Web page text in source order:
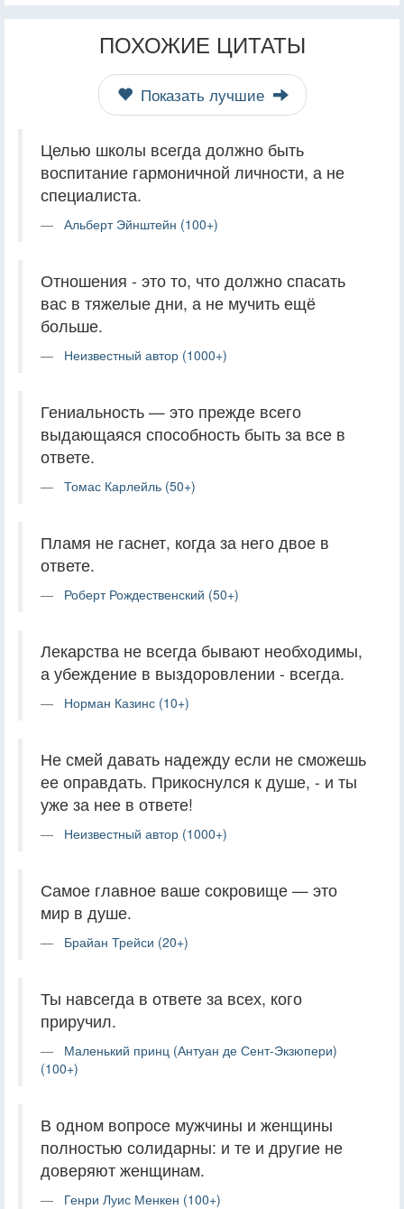
ПОХОЖИЕ ЦИТАТЫ
Показать лучшие
Целью школы всегда должно быть
воспитание гармоничной личности, а не
специалиста.
Альберт Эйнштейн (100+)
Отношения - это то, что должно спасать
вас в тяжелые дни, а не мучить ещё
больше.
Неизвестный автор (1000+)
Гениальность — это прежде всего
выдающаяся способность быть за все в
ответе.
Томас Карлейль (50+)
Пламя не гаснет, когда за него двое в
ответе.
Роберт Рождественский (50+)
Лекарства не всегда бывают необходимы,
а убеждение в выздоровлении - всегда.
Норман Казинс (10+)
Не смей давать надежду если не сможешь
ее оправдать. Прикоснулся к душе, - и ты
уже за нее в ответе!
Неизвестный автор (1000+)
Самое главное ваше сокровище — это
мир в душе.
Брайан Трейси (20+)
Ты навсегда в ответе за всех, кого
приручил.
Маленький принц (Антуан де Сент-Экзюпери)
(100+)
В одном вопросе мужчины и женщины
полностью солидарны: и те и другие не
доверяют женщинам.
Генри Луис Менкен (100+)